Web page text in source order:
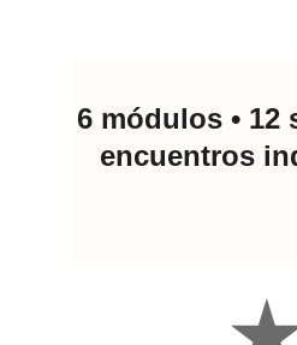
6 módulos • 12
encuentros